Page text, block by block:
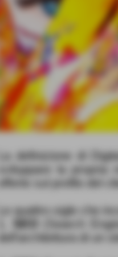
La definizione di
sviluppare la propria
offerte sul profilo del
Le quattro sigle che
(Search
dell’architettura di un